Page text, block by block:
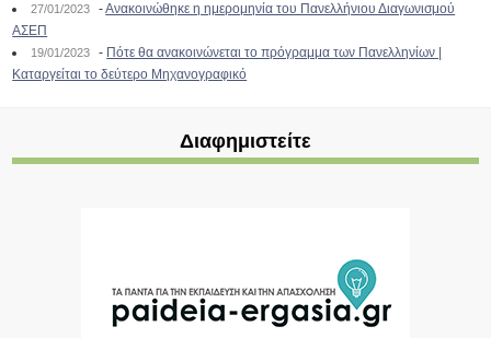
27/01/2023 -Ανακοινώθηκε η ημερομηνία του Πανελλήνιου Διαγωνισμού
ΑΣΕΠ
19/01/2023 - Πότε θα ανακοινώνεται το πρόγραμμα των Πανελληνίων |
Καταργείται το δεύτερο Μηχανογραφικό
Διαφημιστείτε